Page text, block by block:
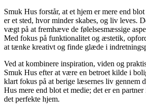
Smuk Hus forstår, at et hjem er mere end
er et sted, hvor minder skabes, og liv leves.
vægt på at fremhæve de følelsesmæssige
Med fokus på funktionalitet og æstetik,
at tænke kreativt og finde glæde i
Ved at kombinere inspiration, viden og
Smuk Hus efter at være en betroet kilde i
klart fokus på at berige læsernes liv gennem
Hus mere end blot et medie; det er en
det perfekte hjem.